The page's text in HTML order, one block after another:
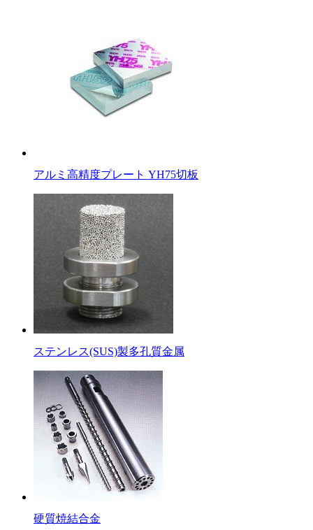
アルミ高精度プレート YH75切板
ステンレス(SUS)製多孔質金属
硬質焼結合金